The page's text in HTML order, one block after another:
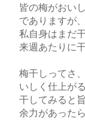
皆の梅がおい
でありますが、
私自身はまだ
来週あたりに
梅干しってさ
いしく仕上が
干してみると
余力があった